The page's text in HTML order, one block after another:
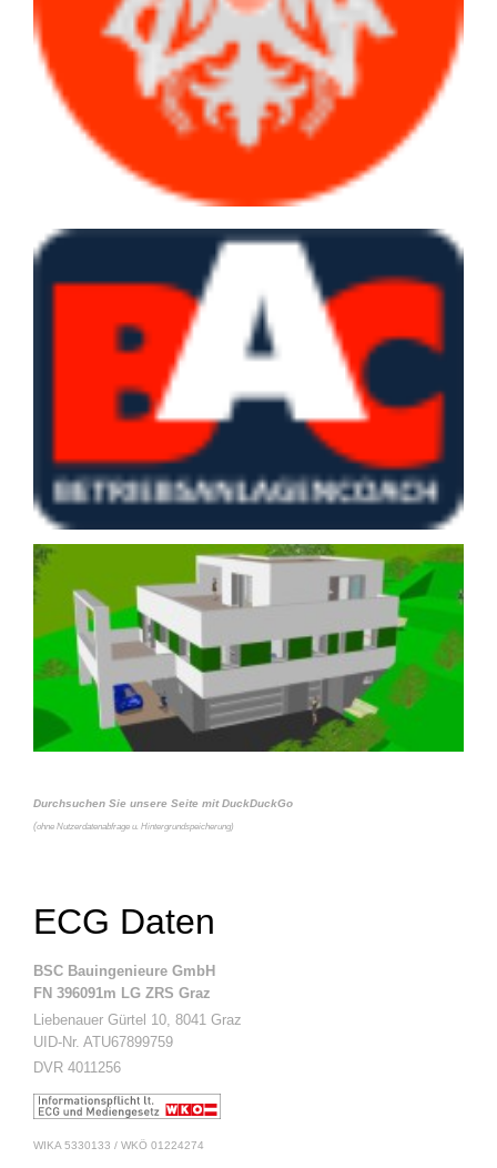
Durchsuchen Sie unsere Seite mit DuckDuckGo
(ohne Nutzerdatenabfrage u. Hintergrundspeicherung)
ECG Daten
BSC Bauingenieure GmbH
FN 396091m LG ZRS Graz
Liebenauer Gürtel 10, 8041 Graz
UID-Nr. ATU67899759
DVR 4011256
WIKA 5330133 / WKÖ 01224274